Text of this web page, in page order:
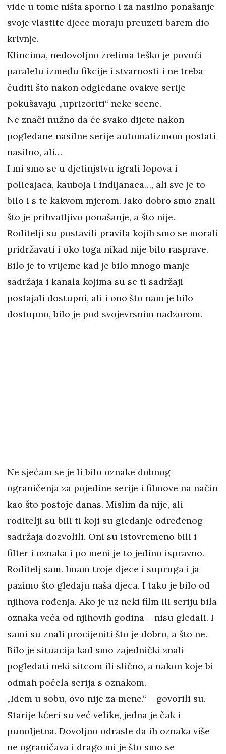
vide u tome ništa sporno i za nasilno ponašanje
svoje vlastite djece moraju preuzeti barem dio
krivnje.
Klincima, nedovoljno zrelima teško je povući
paralelu između fikcije i stvarnosti i ne treba
čuditi što nakon odgledane ovakve serije
pokušavaju „uprizoriti“ neke scene.
Ne znači nužno da će svako dijete nakon
pogledane nasilne serije automatizmom postati
nasilno, ali…
I mi smo se u djetinjstvu igrali lopova i
policajaca, kauboja i indijanaca…, ali sve je to
bilo i s te kakvom mjerom. Jako dobro smo znali
što je prihvatljivo ponašanje, a što nije.
Roditelji su postavili pravila kojih smo se morali
pridržavati i oko toga nikad nije bilo rasprave.
Bilo je to vrijeme kad je bilo mnogo manje
sadržaja i kanala kojima su se ti sadržaji
postajali dostupni, ali i ono što nam je bilo
dostupno, bilo je pod svojevrsnim nadzorom.
Ne sjećam se je li bilo oznake dobnog
ograničenja za pojedine serije i filmove na način
kao što postoje danas. Mislim da nije, ali
roditelji su bili ti koji su gledanje određenog
sadržaja dozvolili. Oni su istovremeno bili i
filter i oznaka i po meni je to jedino ispravno.
Roditelj sam. Imam troje djece i supruga i ja
pazimo što gledaju naša djeca. I tako je bilo od
njihova rođenja. Ako je uz neki film ili seriju bila
oznaka veća od njihovih godina – nisu gledali. I
sami su znali procijeniti što je dobro, a što ne.
Bilo je situacija kad smo zajednički znali
pogledati neki sitcom ili slično, a nakon koje bi
odmah počela serija s oznakom.
„Idem u sobu, ovo nije za mene.“ – govorili su.
Starije kćeri su već velike, jedna je čak i
punoljetna. Dovoljno odrasle da ih oznaka više
ne ograničava i drago mi je što smo se